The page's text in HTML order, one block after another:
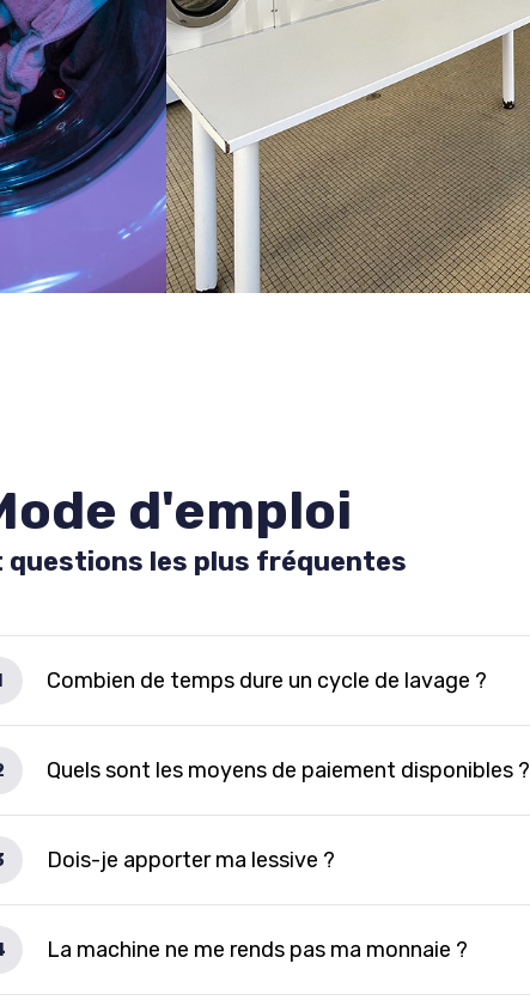
d'emploi
questions les plus fréquentes
Combien de temps dure un cycle de lavage ?
Quels sont les moyens de paiement disponibles ?
Dois-je apporter ma lessive ?
La machine ne me rends pas ma monnaie ?